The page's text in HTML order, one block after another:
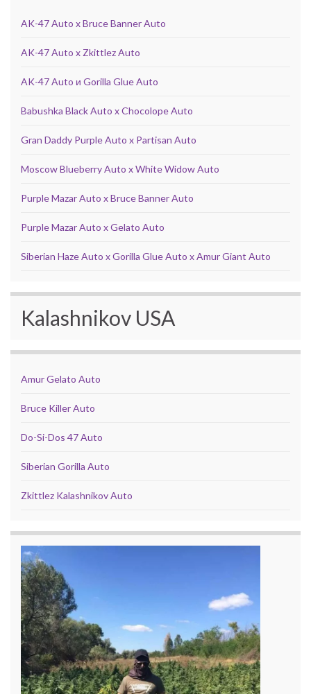
AK-47 Auto x Bruce Banner Auto
AK-47 Auto x Zkittlez Auto
AK-47 Auto и Gorilla Glue Auto
Babushka Black Auto x Chocolope Auto
Gran Daddy Purple Auto x Partisan Auto
Moscow Blueberry Auto x White Widow Auto
Purple Mazar Auto x Bruce Banner Auto
Purple Mazar Auto x Gelato Auto
Siberian Haze Auto x Gorilla Glue Auto x Amur Giant Auto
Kalashnikov USA
Amur Gelato Auto
Bruce Killer Auto
Do-Si-Dos 47 Auto
Siberian Gorilla Auto
Zkittlez Kalashnikov Auto